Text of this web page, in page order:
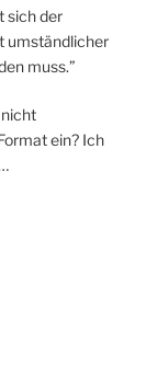
sich der
umständlicher
muss.”
nicht
ein? Ich